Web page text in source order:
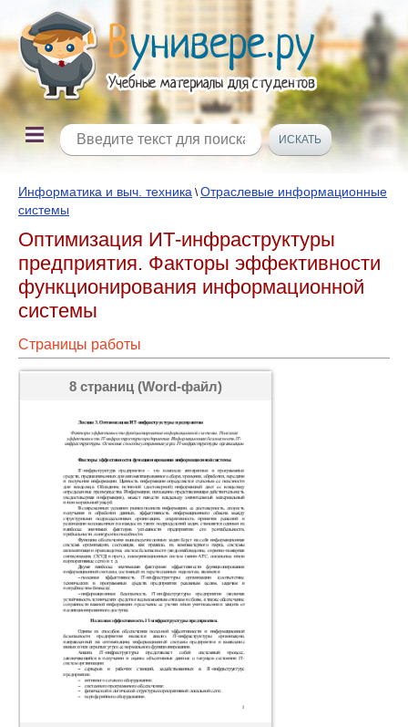
Информатика и выч. техника \Отраслевые информационные
системы
Оптимизация ИТ-инфраструктуры
предприятия. Факторы эффективности
функционирования информационной
системы
Страницы работы
8 страниц (Word-файл)